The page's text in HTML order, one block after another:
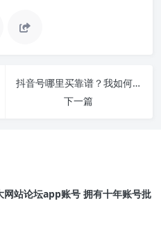
抖音号哪里买靠谱？我如何淘到涨粉快的优质账号
下一篇
站论坛app账号 拥有十年账号批